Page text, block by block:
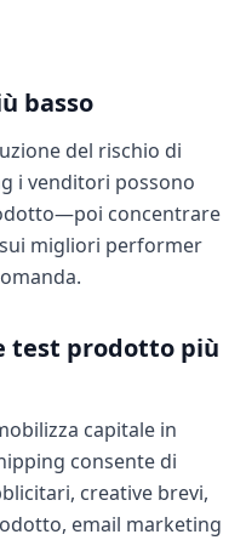
basso
del rischio di
i venditori possono
concentrare
migliori performer
test prodotto più
capitale in
consente di
creative brevi,
email marketing